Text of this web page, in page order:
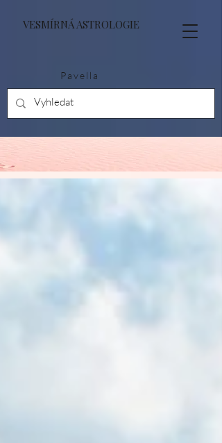
VESMÍRNÁ ASTROLOGIE
Pavella